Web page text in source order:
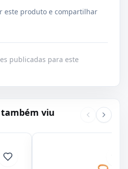
este produto e compartilhar
publicadas para este
viu